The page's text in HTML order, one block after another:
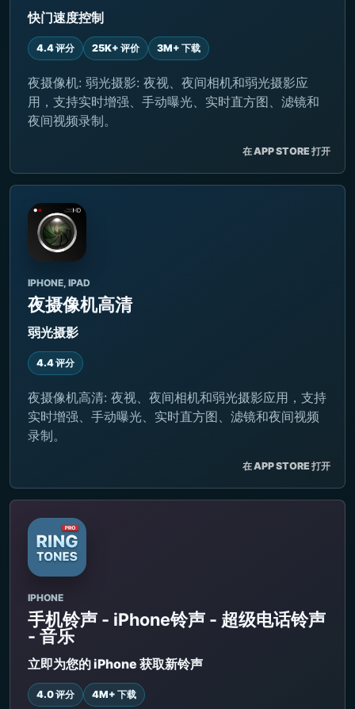
快门速度控制
4.4 评分 25K+ 评价 3M+ 下载
夜摄像机: 弱光摄影: 夜视、夜间相机和弱光摄影应
用，支持实时增强、手动曝光、实时直方图、滤镜和
夜间视频录制。
在 APP STORE 打开
IPHONE, IPAD
夜摄像机高清
弱光摄影
4.4 评分
夜摄像机高清: 夜视、夜间相机和弱光摄影应用，支持
实时增强、手动曝光、实时直方图、滤镜和夜间视频
录制。
在 APP STORE 打开
IPHONE
手机铃声 - iPhone铃声 - 超级电话铃声
- 音乐
立即为您的 iPhone 获取新铃声
4.0 评分 4M+ 下载